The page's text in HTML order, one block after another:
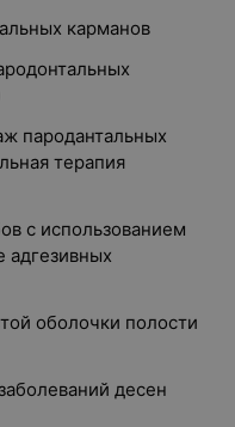
карманов
пародантальных
терапия
с использованием
адгезивных
оболочки полости
десен